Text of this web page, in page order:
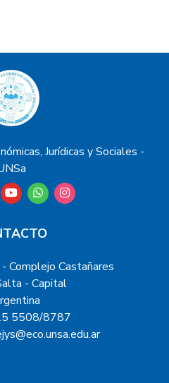
Jurídicas y Sociales -
Complejo Castañares
- Capital
5508/8787